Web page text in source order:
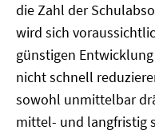
die Zahl der
wird sich
günstigen
nicht schnell
sowohl unmittelbar
mittel- und langfristig